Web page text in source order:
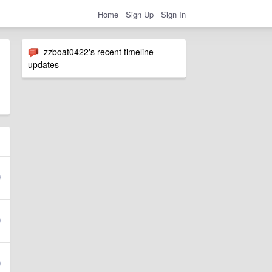
Home Sign Up Sign In
zzboat0422's recent timeline
updates